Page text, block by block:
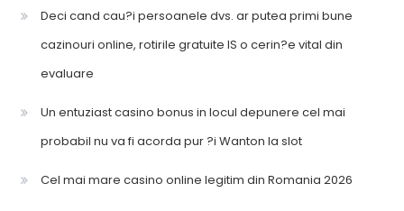
Deci cand cau?i persoanele dvs. ar putea primi bune
cazinouri online, rotirile gratuite IS o cerin?e vital din
evaluare
Un entuziast casino bonus in locul depunere cel mai
probabil nu va fi acorda pur ?i Wanton la slot
Cel mai mare casino online legitim din Romania 2026